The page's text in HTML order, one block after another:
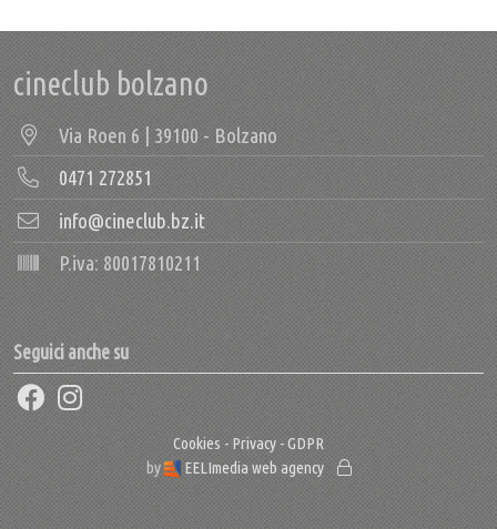
cineclub bolzano
Via Roen 6 | 39100 - Bolzano
0471 272851
info@cineclub.bz.it
P.iva: 80017810211
Seguici anche su
Cookies - Privacy - GDPR
by
EELImedia web agency